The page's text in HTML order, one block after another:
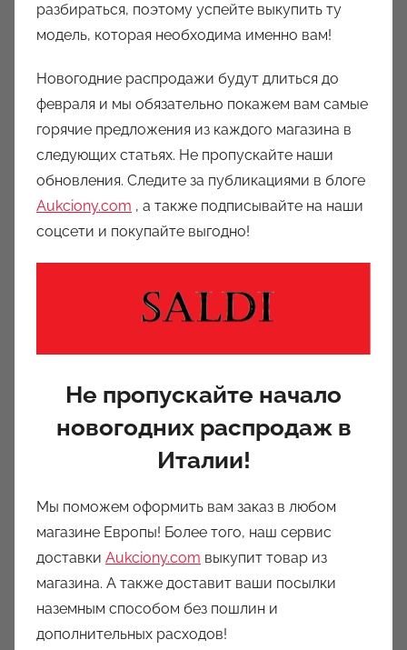
разбираться, поэтому успейте выкупить ту
модель, которая необходима именно вам!
Новогодние распродажи будут длиться до
февраля и мы обязательно покажем вам самые
горячие предложения из каждого магазина в
следующих статьях. Не пропускайте наши
обновления. Следите за публикациями в блоге
Aukciony.com , а также подписывайте на наши
соцсети и покупайте выгодно!
Не пропускайте начало
новогодних распродаж в
Италии!
Мы поможем оформить вам заказ в любом
магазине Европы! Более того, наш сервис
доставки Aukciony.com выкупит товар из
магазина. А также доставит ваши посылки
наземным способом без пошлин и
дополнительных расходов!